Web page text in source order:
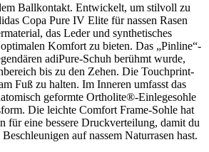
Ballkontakt. Entwickelt, um stilvoll zu
Copa Pure IV Elite für nassen Rasen
das Leder und synthetisches
Komfort zu bieten. Das „Pinline“-
adiPure-Schuh berühmt wurde,
bis zu den Zehen. Die Touchprint-
Fuß zu halten. Im Inneren umfasst das
geformte Ortholite®-Einlegesohle
Die leichte Comfort Frame-Sohle hat
für eine bessere Druckverteilung, damit du
auf nassem Naturrasen hast.